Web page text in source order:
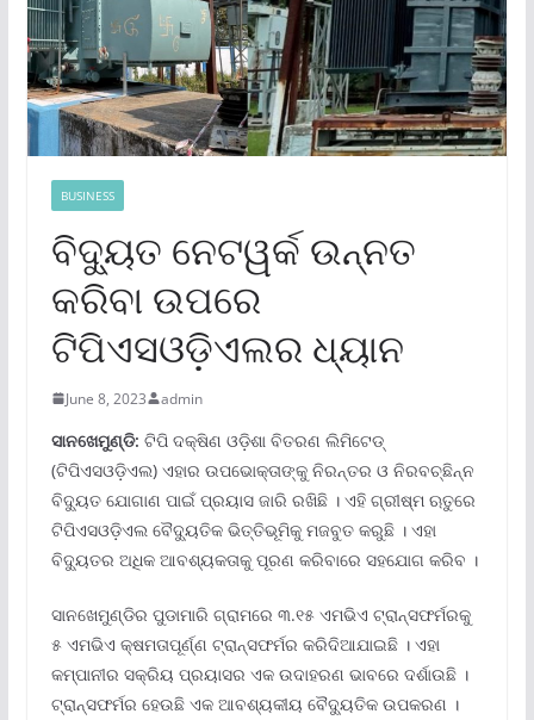
BUSINESS
ବିଦ୍ୟୁତ ନେଟୱର୍କ ଉନ୍ନତ
କରିବା ଉପରେ
ଟିପିଏସଓଡି଼ଏଲର ଧ୍ୟାନ
June 8, 2023 admin
ସାନଖେମୁଣ୍ଡି: ଟିପି ଦକ୍ଷିଣ ଓଡି଼ଶା ବିତରଣ ଲିମିଟେଡ୍
(ଟିପିଏସଓଡି଼ଏଲ) ଏହାର ଉପଭୋକ୍ତାଙ୍କୁ ନିରନ୍ତର ଓ ନିରବଚ୍ଛିନ୍ନ
ବିଦ୍ୟୁତ ଯୋଗାଣ ପାଇଁ ପ୍ରୟାସ ଜାରି ରଖିଛି । ଏହି ଗ୍ରୀଷ୍ମ ଋତୁରେ
ଟିପିଏସଓଡି଼ଏଲ ବୈଦ୍ୟୁତିକ ଭିତ୍ତିଭୂମିକୁ ମଜବୁତ କରୁଛି । ଏହା
ବିଦ୍ୟୁତର ଅଧିକ ଆବଶ୍ୟକତାକୁ ପୂରଣ କରିବାରେ ସହଯୋଗ କରିବ ।
ସାନଖେମୁଣ୍ଡିର ପୁଡାମାରି ଗ୍ରାମରେ ୩.୧୫ ଏମଭିଏ ଟ୍ରାନ୍ସଫର୍ମରକୁ
୫ ଏମଭିଏ କ୍ଷମତାପୂର୍ଣ୍ଣ ଟ୍ରାନ୍ସଫର୍ମର କରିଦିଆଯାଇଛି । ଏହା
କମ୍ପାନୀର ସକ୍ରିୟ ପ୍ରୟାସର ଏକ ଉଦାହରଣ ଭାବରେ ଦର୍ଶାଉଛି ।
ଟ୍ରାନ୍ସଫର୍ମର ହେଉଛି ଏକ ଆବଶ୍ୟକୀୟ ବୈଦ୍ୟୁତିକ ଉପକରଣ ।